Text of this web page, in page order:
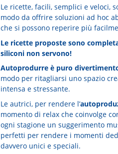
Le ricette, facili, semplici e veloci,
modo da offrire soluzioni ad hoc
che si possono reperire più
Le ricette proposte sono
siliconi non servono!
Autoprodurre è puro
modo per ritagliarsi uno spazio
intensa e stressante.
Le autrici, per rendere l’
momento di relax che coinvolge
ogni stagione un suggerimento
perfetti per rendere i momenti
davvero unici e speciali.